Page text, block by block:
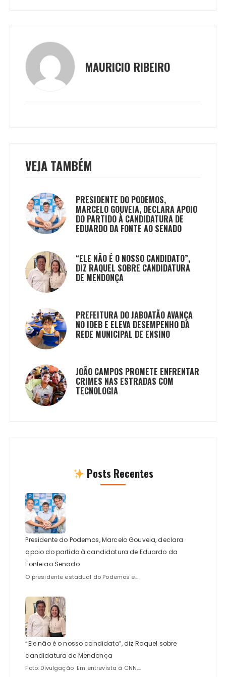
MAURICIO RIBEIRO
VEJA TAMBÉM
PRESIDENTE DO PODEMOS,
MARCELO GOUVEIA, DECLARA APOIO
DO PARTIDO À CANDIDATURA DE
EDUARDO DA FONTE AO SENADO
“ELE NÃO É O NOSSO CANDIDATO”,
DIZ RAQUEL SOBRE CANDIDATURA
DE MENDONÇA
PREFEITURA DO JABOATÃO AVANÇA
NO IDEB E ELEVA DESEMPENHO DA
REDE MUNICIPAL DE ENSINO
JOÃO CAMPOS PROMETE ENFRENTAR
CRIMES NAS ESTRADAS COM
TECNOLOGIA
Posts Recentes
Presidente do Podemos, Marcelo Gouveia, declara
apoio do partido à candidatura de Eduardo da
Fonte ao Senado
O presidente estadual do Podemos e...
“Ele não é o nosso candidato”, diz Raquel sobre
candidatura de Mendonça
Foto: Divulgação Em entrevista à CNN,...